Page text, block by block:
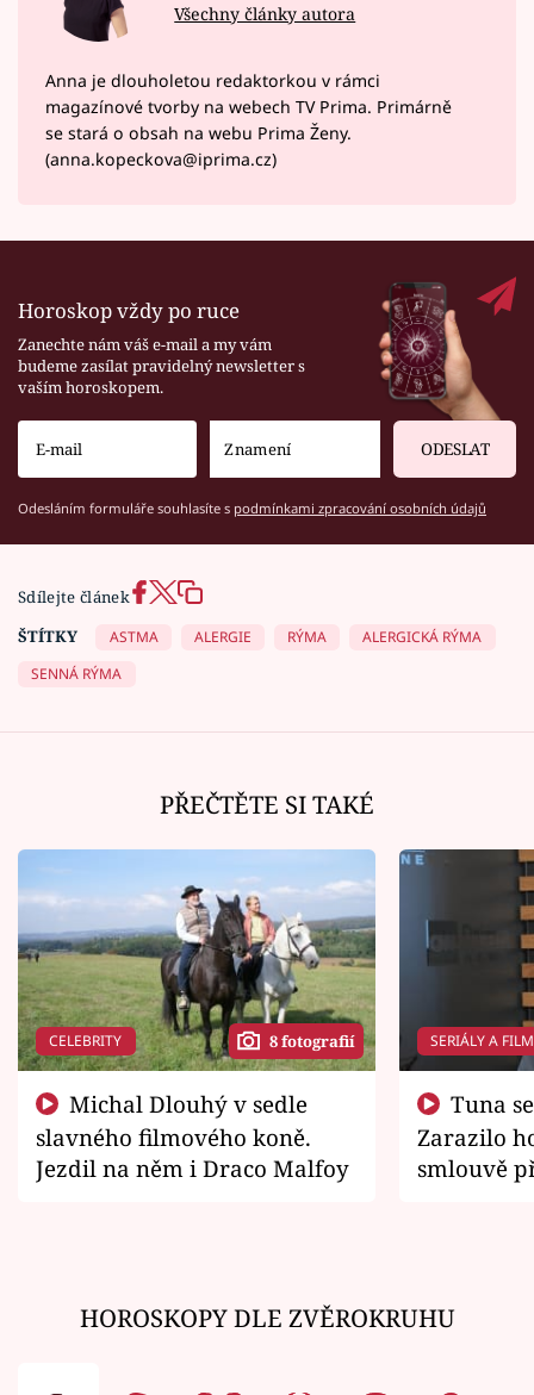
Všechny články autora
Anna je dlouholetou redaktorkou v rámci
magazínové tvorby na webech TV Prima. Primárně
se stará o obsah na webu Prima Ženy.
(anna.kopeckova@iprima.cz)
Horoskop vždy po ruce
Zanechte nám váš e-mail a my vám
budeme zasílat pravidelný newsletter s
vaším horoskopem.
ODESLAT
Odesláním formuláře souhlasíte s podmínkami zpracování osobních údajů
Sdílejte článek
ŠTÍTKY
ASTMA ALERGIE RÝMA
ALERGICKÁ RÝMA
SENNÁ RÝMA
PŘEČTĚTE SI TAKÉ
CELEBRITY 8 fotografií
slavného filmového koně.
Jezdil na něm i Draco Malfoy
SERIÁLY A
Zarazilo
smlouvě
HOROSKOPY DLE ZVĚROKRUHU